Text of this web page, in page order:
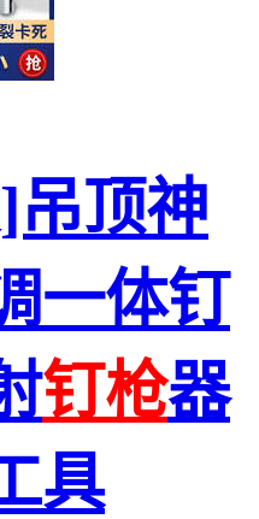
吊顶神
一体钉
钉枪器
具